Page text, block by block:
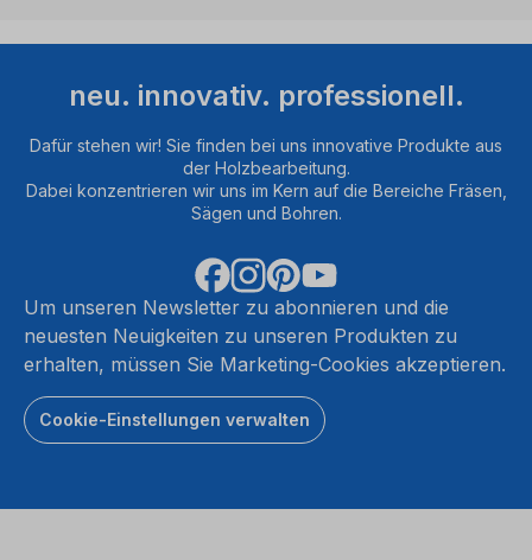
neu. innovativ. professionell.
Dafür stehen wir! Sie finden bei uns innovative Produkte aus
der Holzbearbeitung.
Dabei konzentrieren wir uns im Kern auf die Bereiche Fräsen,
Sägen und Bohren.
Um unseren Newsletter zu abonnieren und die
neuesten Neuigkeiten zu unseren Produkten zu
erhalten, müssen Sie Marketing-Cookies akzeptieren.
Cookie-Einstellungen verwalten